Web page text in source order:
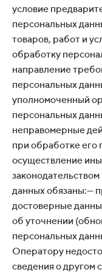
условие
персональных
товаров, работ и
обработку
направление
персональных
уполномоченный
персональных
неправомерные
при обработке его
осуществление
данных обязаны:—
достоверные
об уточнении
персональных
Оператору
сведения о другом